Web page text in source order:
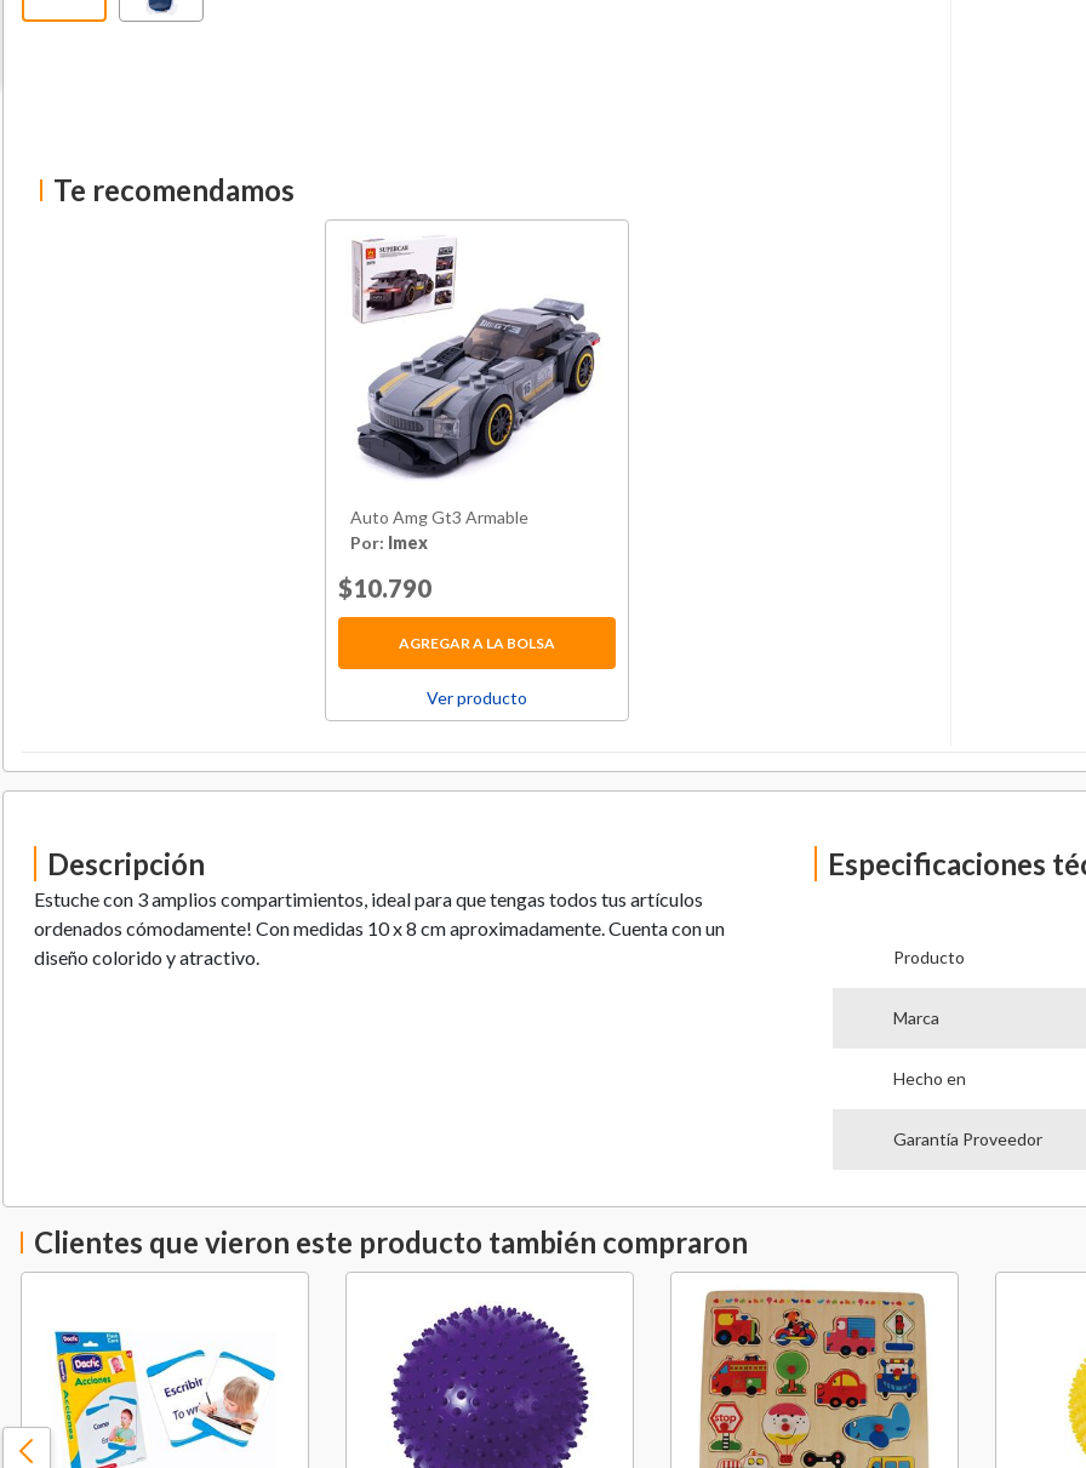
Te recomendamos
Auto Amg Gt3 Armable
Por: Imex
Price reduced from
$10.790to
AGREGAR A LA BOLSA
Ver producto
Descripción
Estuche con 3 amplios compartimientos, ideal para que tengas todos tus artículos
ordenados cómodamente! Con medidas 10 x 8 cm aproximadamente. Cuenta con un
diseño colorido y atractivo.
Especificaciones
Producto
Marca
Hecho en
Garantía Proveedor
Clientes que vieron este producto también compraron